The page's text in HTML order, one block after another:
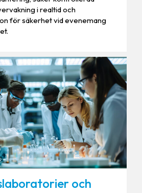
i realtid och
för säkerhet vid evenemang
och